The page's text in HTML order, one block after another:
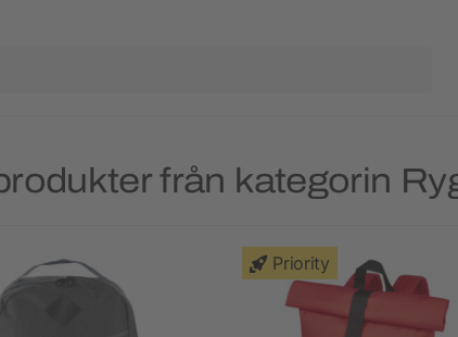
från kategorin
Priority